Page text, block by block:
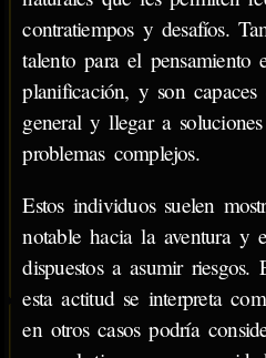
contratiempos y desafíos.
talento para el pensamiento
planificación, y son
general y llegar a
problemas complejos.
Estos individuos suelen
notable hacia la aventura y
dispuestos a asumir
esta actitud se interpreta
en otros casos podría